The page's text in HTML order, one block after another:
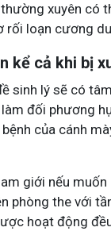
xuyên có
rối loạn cương
kể cả khi bị
sinh lý sẽ có
đối phương
của cánh
giới nếu muốn
phòng the với
hoạt động